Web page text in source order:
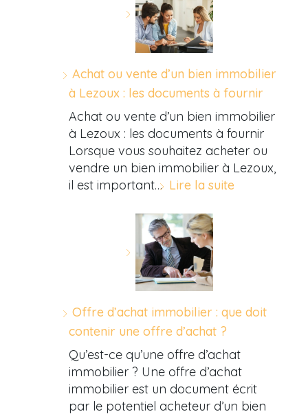
Achat ou vente d’un bien immobilier
à Lezoux : les documents à fournir
Achat ou vente d’un bien immobilier
à Lezoux : les documents à fournir
Lorsque vous souhaitez acheter ou
vendre un bien immobilier à Lezoux,
il est important… Lire la suite
Offre d’achat immobilier : que doit
contenir une offre d’achat ?
Qu’est-ce qu’une offre d’achat
immobilier ? Une offre d’achat
immobilier est un document écrit
par le potentiel acheteur d’un bien